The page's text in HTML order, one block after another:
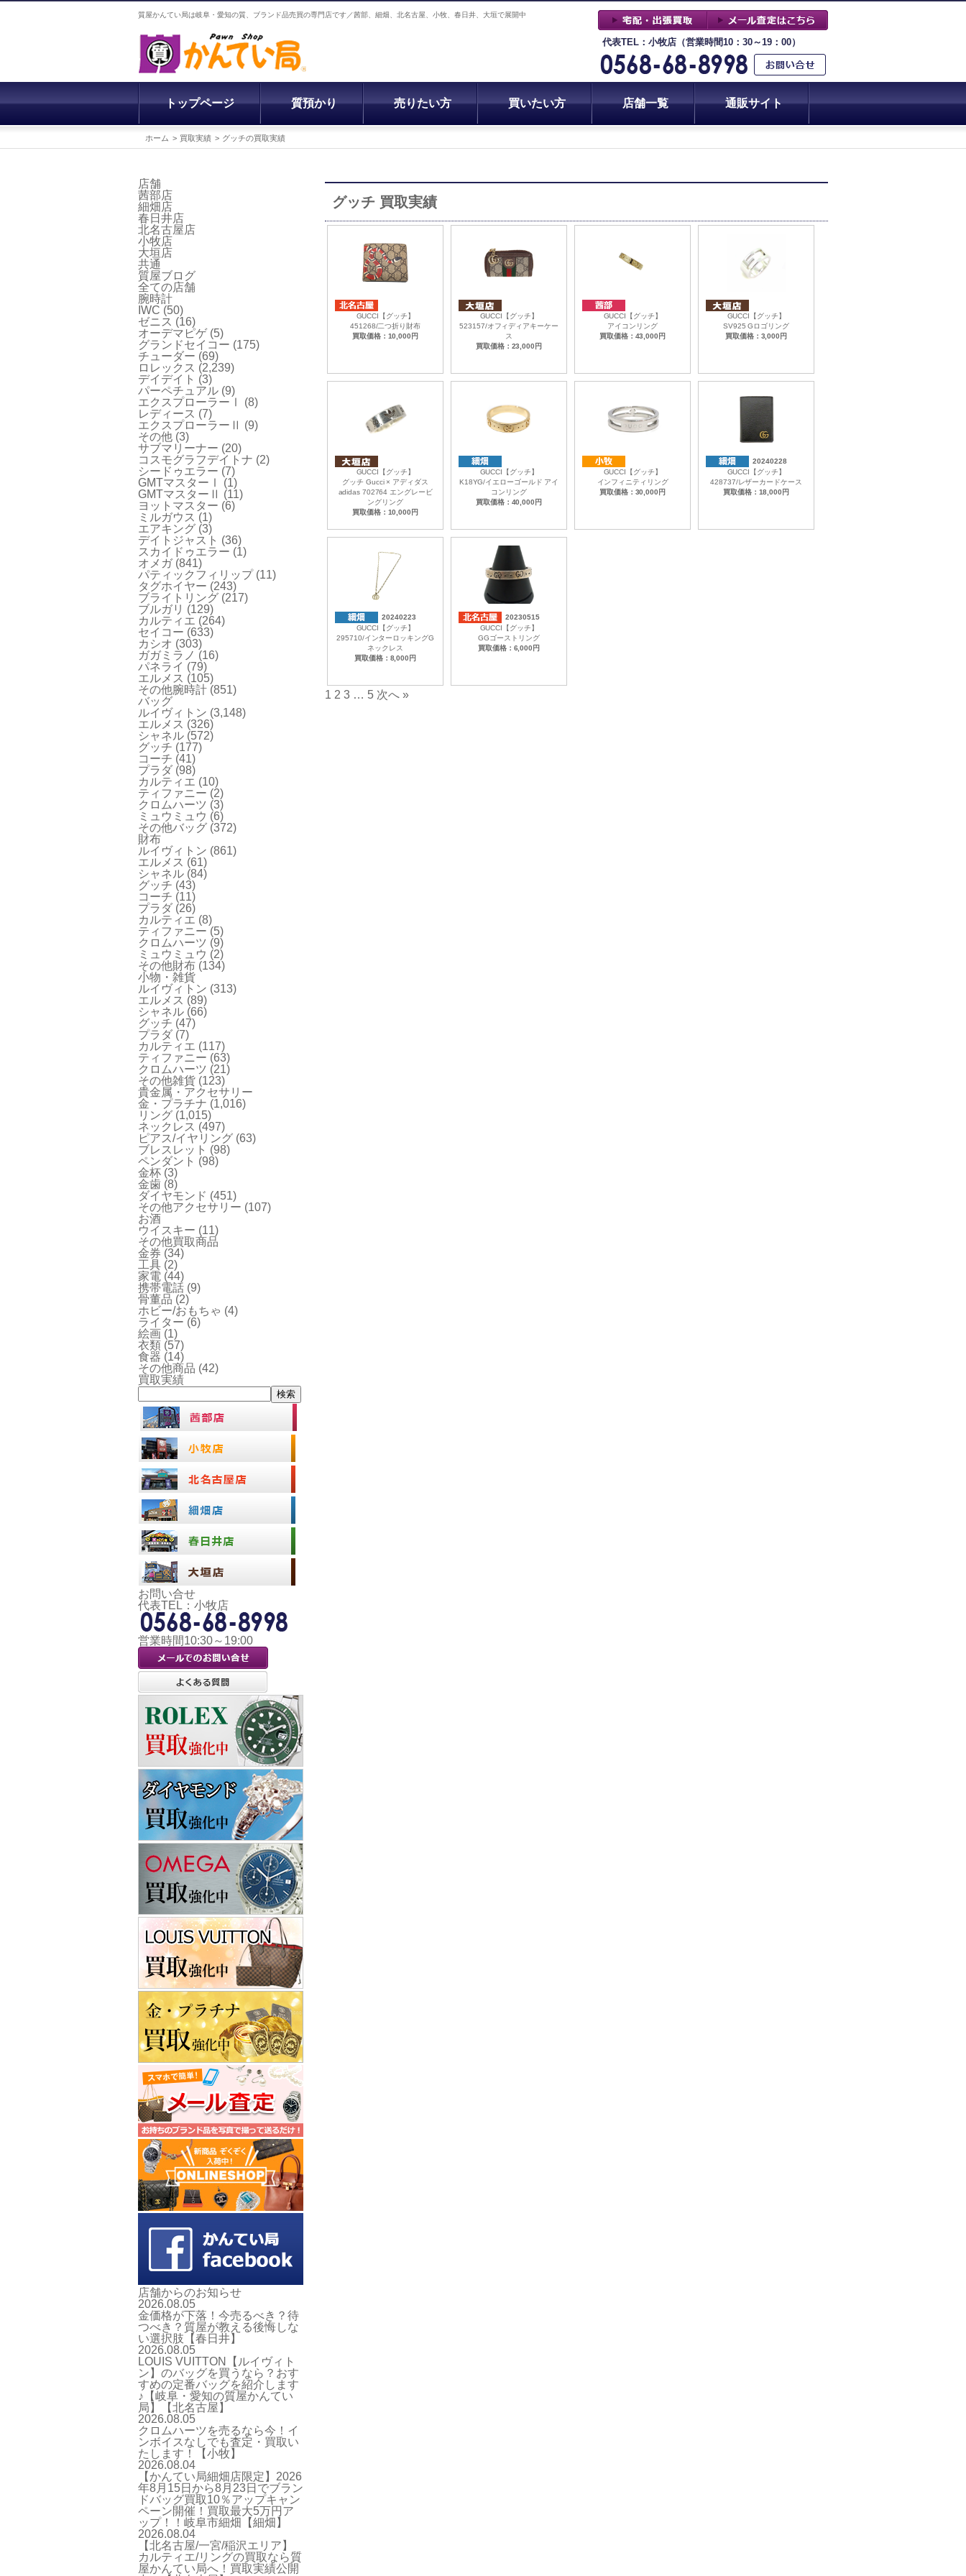
質屋かんてい局は岐阜・愛知の質、ブランド品売買の専門店です／茜部、細畑、北名古屋、小牧、春日井、大垣で展開中
代表TEL：小牧店（営業時間10：30～19：00）
トップページ 質預かり 売りたい方 買いたい方 店舗一覧 通販サイト
ホーム 買取実績 グッチの買取実績
グッチ 買取実績
GUCCI【グッチ】
451268/二つ折り財布
買取価格：10,000円
GUCCI【グッチ】
523157/オフィディアキーケー
ス
買取価格：23,000円
GUCCI【グッチ】
アイコンリング
買取価格：43,000円
GUCCI【グッチ】
SV925 Gロゴリング
買取価格：3,000円
GUCCI【グッチ】
グッチ Gucci × アディダス
adidas 702764 エングレービ
ングリング
買取価格：10,000円
GUCCI【グッチ】
K18YG/イエローゴールド アイ
コンリング
買取価格：40,000円
GUCCI【グッチ】
インフィニティリング
買取価格：30,000円
20240228
GUCCI【グッチ】
428737/レザーカードケース
買取価格：18,000円
20240223
GUCCI【グッチ】
295710/インターロッキングG
ネックレス
買取価格：8,000円
20230515
GUCCI【グッチ】
GGゴーストリング
買取価格：6,000円
1 2 3 … 5 次へ »
店舗
茜部店
細畑店
春日井店
北名古屋店
小牧店
大垣店
共通
質屋ブログ
全ての店舗
腕時計
IWC (50)
ゼニス (16)
オーデマピゲ(5)
グランドセイコー (175)
チューダー (69)
ロレックス (2,239)
デイデイト (3)
パーペチュアル (9)
エクスプローラーⅠ
(8)
レディース (7)
エクスプローラーⅡ (9)
その他 (3)
サブマリーナー (20)
コスモグラフデイトナ (2)
シードゥエラー (7)
GMTマスターⅠ
(1)
GMTマスターⅡ (11)
ヨットマスター (6)
ミルガウス (1)
エアキング (3)
デイトジャスト (36)
スカイドゥエラー (1)
オメガ(841)
パティックフィリップ(11)
タグホイヤー (243)
ブライトリング (217)
ブルガリ (129)
カルティエ (264)
セイコー (633)
カシオ (303)
ガガミラノ (16)
パネライ (79)
エルメス (105)
その他腕時計 (851)
バッグ
ルイヴィトン (3,148)
エルメス (326)
シャネル (572)
グッチ (177)
コーチ (41)
プラダ (98)
カルティエ (10)
ティファニー (2)
クロムハーツ (3)
ミュウミュウ (6)
その他バッグ (372)
財布
ルイヴィトン (861)
エルメス (61)
シャネル (84)
グッチ (43)
コーチ (11)
プラダ (26)
カルティエ (8)
ティファニー (5)
クロムハーツ (9)
ミュウミュウ (2)
その他財布 (134)
小物・雑貨
ルイヴィトン (313)
エルメス (89)
シャネル (66)
グッチ (47)
プラダ (7)
カルティエ (117)
ティファニー (63)
クロムハーツ (21)
その他雑貨 (123)
貴金属・アクセサリー
金・プラチナ (1,016)
リング (1,015)
ネックレス (497)
ピアス/イヤリング (63)
ブレスレット (98)
ペンダント (98)
金杯 (3)
金歯 (8)
ダイヤモンド (451)
その他アクセサリー (107)
お酒
ウイスキー (11)
その他買取商品
金券 (34)
工具 (2)
家電 (44)
携帯電話 (9)
骨董品 (2)
ホビー/おもちゃ (4)
ライター (6)
絵画 (1)
衣類 (57)
食器 (14)
その他商品 (42)
買取実績
検索
お問い合せ
代表TEL：小牧店
営業時間10:30～19:00
店舗からのお知らせ
2026.08.05
金価格が下落！今売るべき？待
つべき？質屋が教える後悔しな
い選択肢【春日井】
2026.08.05
LOUIS VUITTON【ルイヴィト
ン】のバッグを買うなら？おす
すめの定番バッグを紹介します
♪【岐阜・愛知の質屋かんてい
局】【北名古屋】
2026.08.05
クロムハーツを売るなら今！イ
ンボイスなしでも査定・買取い
たします！【小牧】
2026.08.04
【かんてい局細畑店限定】2026
年8月15日から8月23日でブラン
ドバッグ買取10％アップキャン
ペーン開催！買取最大5万円ア
ップ！！岐阜市細畑【細畑】
2026.08.04
【北名古屋/一宮/稲沢エリア】
カルティエ/リングの買取なら質
屋かんてい局へ！買取実績公開